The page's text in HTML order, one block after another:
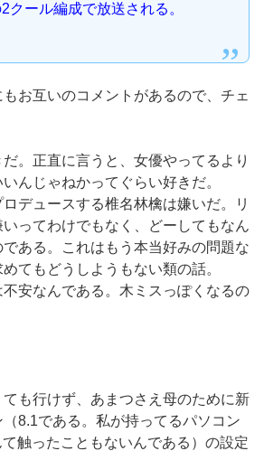
クール編成で放送される。
お互いのコメントがあるので、チェ
。正直に言うと、女優やってるより
んじゃねかってぐらい好きだ。
デュースする椎名林檎は嫌いだ。リ
ってわけでもなく、どーしてもなん
ある。これはもう本当好みの問題な
てもどうしようもない類の話。
安なんである。木ミスっぽくなるの
も行けず、あまつさえ母のために新
8.1である。私が持ってるパソコン
触ったこともないんである）の設定